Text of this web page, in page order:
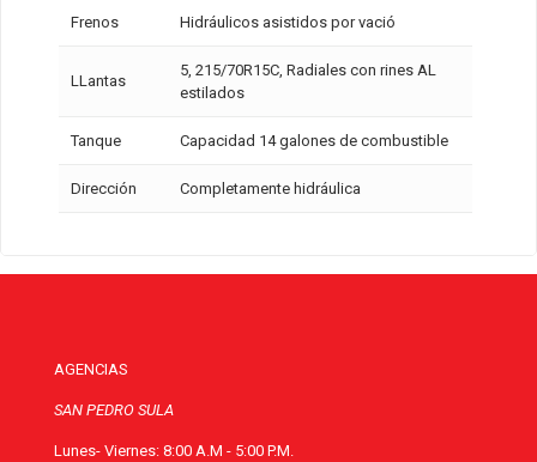
Frenos Hidráulicos asistidos por vació
LLantas
5, 215/70R15C, Radiales con rines AL
estilados
Tanque Capacidad 14 galones de combustible
Dirección Completamente hidráulica
AGENCIAS
SAN PEDRO SULA
Lunes- Viernes: 8:00 A.M - 5:00 P.M.